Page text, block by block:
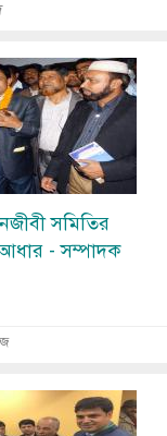
সমিতির
আধার - সম্পাদক